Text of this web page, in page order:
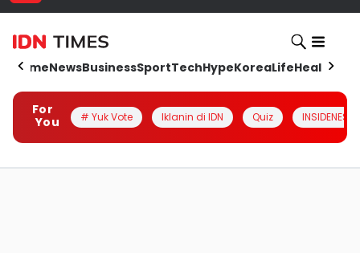
HomeNewsBusinessSportTechHypeKoreaLifeHealth
For
You
# Yuk Vote Iklanin di IDN Quiz INSIDENESIA